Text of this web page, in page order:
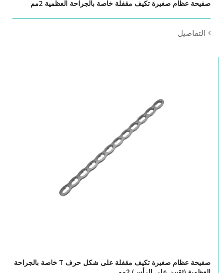
صفيحة عظام صغيرة تكيف مقفلة خاصة بالجراحة العظمية 2مم
التفاصيل
صفيحة عظام صغيرة تكيف مقفلة على شكل حرف T خاصة بالجراحة